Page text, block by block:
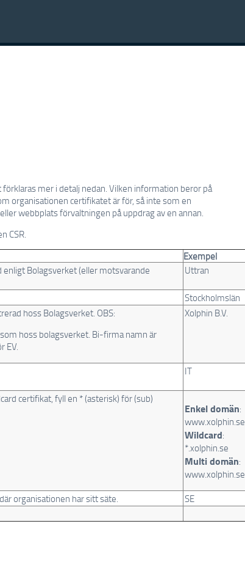
mer i detalj nedan. Vilken information beror på
organisationen certifikatet är för, så inte som en
webbplats förvaltningen på uppdrag av en annan.
CSR.
Exempel
Bolagsverket (eller motsvarande
Uttran
Stockholmslän
hoss Bolagsverket. OBS:
hoss bolagsverket. Bi-firma namn är
EV.
Xolphin B.V.
IT
certifikat, fyll en * (asterisk) för (sub)
Enkel domän:
www.xolphin.se
Wildcard:
*.xolphin.se
Multi domän:
www.xolphin.se
organisationen har sitt säte.
SE